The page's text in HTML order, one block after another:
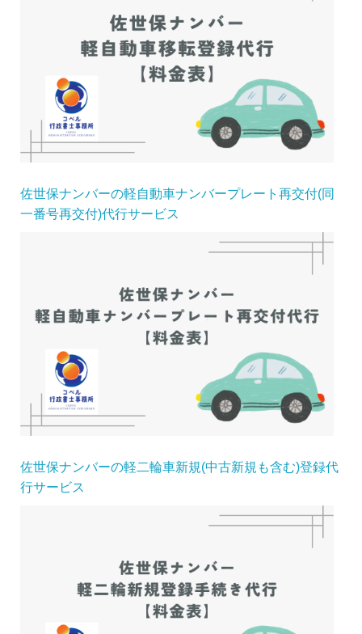
佐世保ナンバーの軽自動車ナンバープレート再交付(同
一番号再交付)代行サービス
佐世保ナンバーの軽二輪車新規(中古新規も含む)登録代
行サービス